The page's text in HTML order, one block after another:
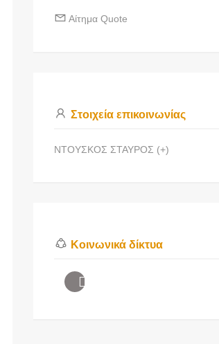
Αίτημα Quote
Στοιχεία επικοινωνίας
ΝΤΟΥΣΚΟΣ ΣΤΑΥΡΟΣ (+)
Κοινωνικά δίκτυα